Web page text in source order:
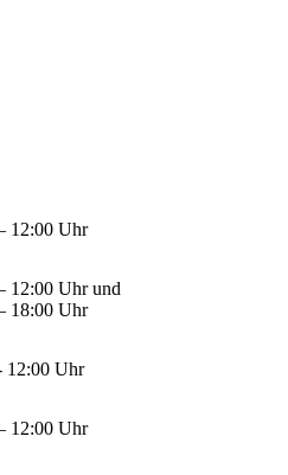
12:00 Uhr
12:00 Uhr und
18:00 Uhr
12:00 Uhr
12:00 Uhr